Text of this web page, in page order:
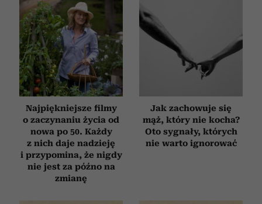
Najpiękniejsze filmy
o zaczynaniu życia od
nowa po 50. Każdy
z nich daje nadzieję
i przypomina, że nigdy
nie jest za późno na
zmianę
Jak zachowuje się
mąż, który nie kocha?
Oto sygnały, których
nie warto ignorować